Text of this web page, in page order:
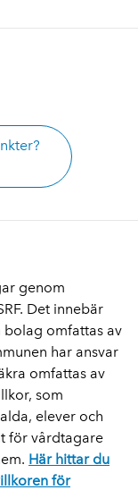
genom
Det innebär
bolag omfattas av
har ansvar
omfattas av
som
elever och
för vårdtagare
Här hittar du
för